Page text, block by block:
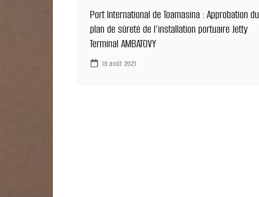
Port International de Toamasina : Approbation du
plan de sûreté de l’installation portuaire Jetty
Terminal AMBATOVY
19 août 2021